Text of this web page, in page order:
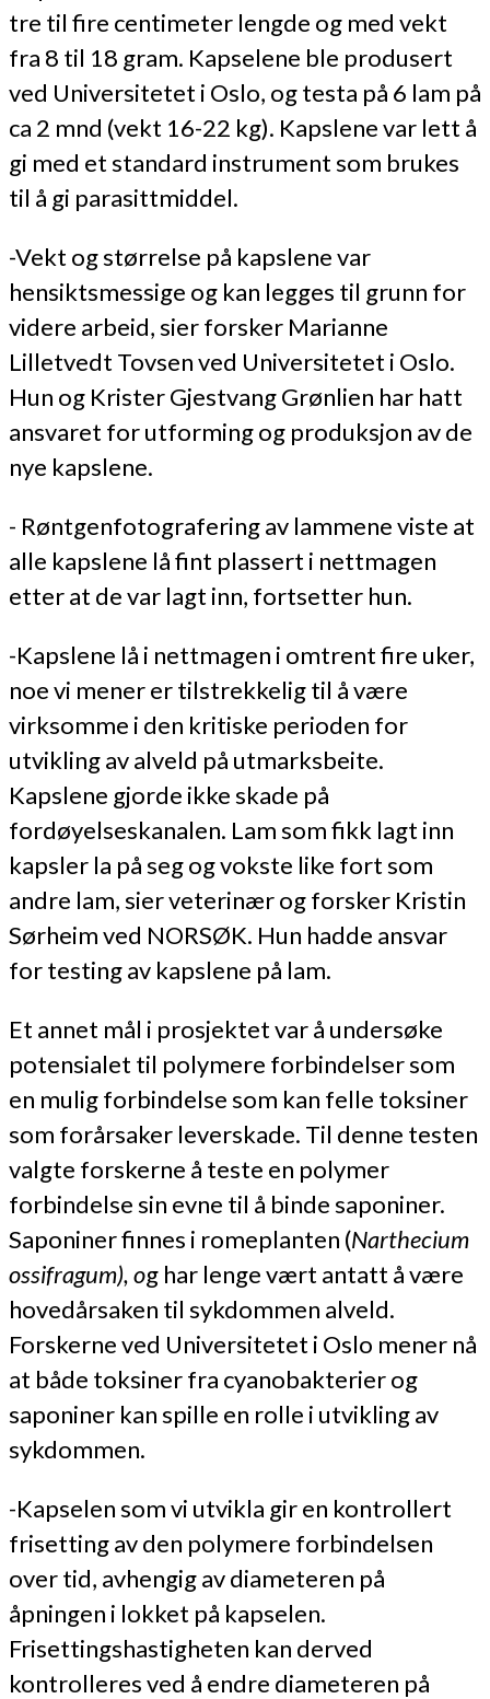
tre til fire centimeter lengde og med vekt
fra 8 til 18 gram. Kapselene ble produsert
ved Universitetet i Oslo, og testa på 6 lam på
ca 2 mnd (vekt 16-22 kg). Kapslene var lett å
gi med et standard instrument som brukes
til å gi parasittmiddel.
-Vekt og størrelse på kapslene var
hensiktsmessige og kan legges til grunn for
videre arbeid, sier forsker Marianne
Lilletvedt Tovsen ved Universitetet i Oslo.
Hun og Krister Gjestvang Grønlien har hatt
ansvaret for utforming og produksjon av de
nye kapslene.
- Røntgenfotografering av lammene viste at
alle kapslene lå fint plassert i nettmagen
etter at de var lagt inn, fortsetter hun.
-Kapslene lå i nettmagen i omtrent fire uker,
noe vi mener er tilstrekkelig til å være
virksomme i den kritiske perioden for
utvikling av alveld på utmarksbeite.
Kapslene gjorde ikke skade på
fordøyelseskanalen. Lam som fikk lagt inn
kapsler la på seg og vokste like fort som
andre lam, sier veterinær og forsker Kristin
Sørheim ved NORSØK. Hun hadde ansvar
for testing av kapslene på lam.
Et annet mål i prosjektet var å undersøke
potensialet til polymere forbindelser som
en mulig forbindelse som kan felle toksiner
som forårsaker leverskade. Til denne testen
valgte forskerne å teste en polymer
forbindelse sin evne til å binde saponiner.
Saponiner finnes i romeplanten (Narthecium
ossifragum), og har lenge vært antatt å være
hovedårsaken til sykdommen alveld.
Forskerne ved Universitetet i Oslo mener nå
at både toksiner fra cyanobakterier og
saponiner kan spille en rolle i utvikling av
sykdommen.
-Kapselen som vi utvikla gir en kontrollert
frisetting av den polymere forbindelsen
over tid, avhengig av diameteren på
åpningen i lokket på kapselen.
Frisettingshastigheten kan derved
kontrolleres ved å endre diameteren på